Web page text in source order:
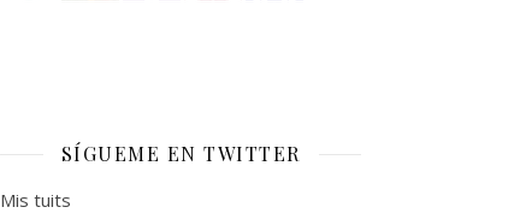
SÍGUEME EN TWITTER
Mis tuits